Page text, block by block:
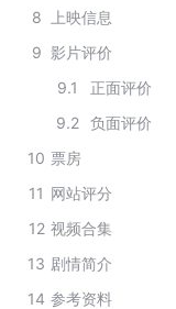
8
上映信息
9 影片评价
9.1
正面评价
9.2
负面评价
10 票房
11 网站评分
12 视频合集
13 剧情简介
14 参考资料